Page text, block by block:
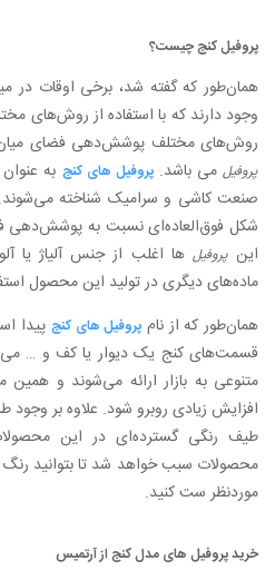
پروفیل کنج چیست؟
همان‌طور که گفته شد، برخی اوقات در
وجود دارند که با استفاده از روش‌های
روش‌های مختلف پوشش‌دهی فضای میان
پروفیلمی باشد.پروفیل های کنج به
صنعت کاشی و سرامیک شناخته
شکل فوق‌العاده‌ای نسبت به پوشش‌دهی
اینپروفیل ها اغلب از جنس آلیاژ یا
ماده‌های دیگری در تولید این محصول
همان‌طور که از نام پروفیل های کنج پیدا
قسمت‌های کنج یک دیوار یا کف و …
متنوعی به بازار ارائه می‌شوند و
افزایش زیادی روبرو شود. علاوه بر
طیف رنگی گسترده‌ای در این
محصولات سبب خواهد شد تا بتوانید رنگ
موردنظر ست کنید.
خرید پروفیل های مدل کنج از آرتمیس